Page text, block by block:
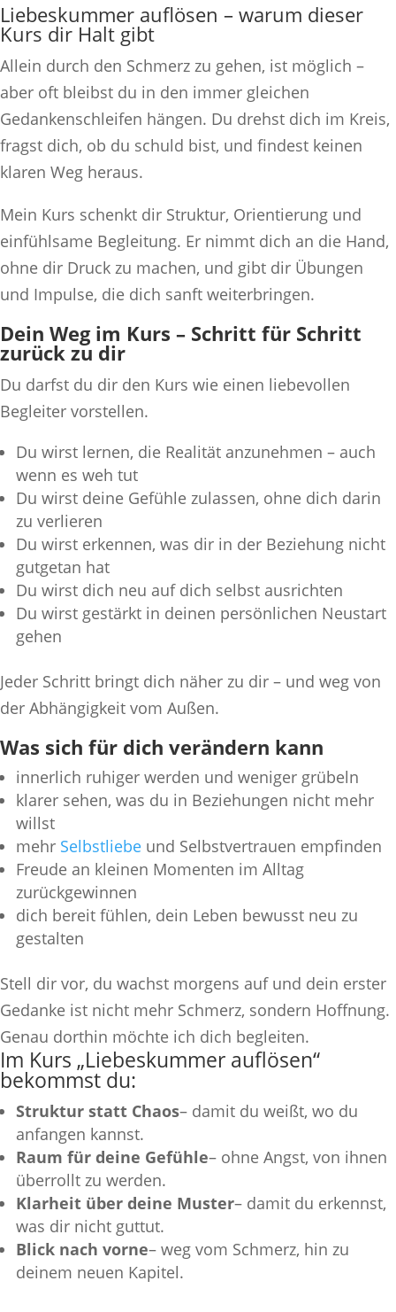
Liebeskummer auflösen – warum dieser
Kurs dir Halt gibt
Allein durch den Schmerz zu gehen, ist möglich –
aber oft bleibst du in den immer gleichen
Gedankenschleifen hängen. Du drehst dich im Kreis,
fragst dich, ob du schuld bist, und findest keinen
klaren Weg heraus.
Mein Kurs schenkt dir Struktur, Orientierung und
einfühlsame Begleitung. Er nimmt dich an die Hand,
ohne dir Druck zu machen, und gibt dir Übungen
und Impulse, die dich sanft weiterbringen.
Dein Weg im Kurs – Schritt für Schritt
zurück zu dir
Du darfst du dir den Kurs wie einen liebevollen
Begleiter vorstellen.
Du wirst lernen, die Realität anzunehmen – auch
wenn es weh tut
Du wirst deine Gefühle zulassen, ohne dich darin
zu verlieren
Du wirst erkennen, was dir in der Beziehung nicht
gutgetan hat
Du wirst dich neu auf dich selbst ausrichten
Du wirst gestärkt in deinen persönlichen Neustart
gehen
Jeder Schritt bringt dich näher zu dir – und weg von
der Abhängigkeit vom Außen.
Was sich für dich verändern kann
innerlich ruhiger werden und weniger grübeln
klarer sehen, was du in Beziehungen nicht mehr
willst
mehr Selbstliebe und Selbstvertrauen empfinden
Freude an kleinen Momenten im Alltag
zurückgewinnen
dich bereit fühlen, dein Leben bewusst neu zu
gestalten
Stell dir vor, du wachst morgens auf und dein erster
Gedanke ist nicht mehr Schmerz, sondern Hoffnung.
Genau dorthin möchte ich dich begleiten.
Im Kurs „Liebeskummer auflösen“
bekommst du:
Struktur statt Chaos– damit du weißt, wo du
anfangen kannst.
Raum für deine Gefühle– ohne Angst, von ihnen
überrollt zu werden.
Klarheit über deine Muster– damit du erkennst,
was dir nicht guttut.
Blick nach vorne– weg vom Schmerz, hin zu
deinem neuen Kapitel.